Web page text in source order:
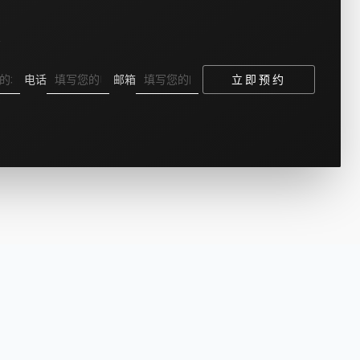
电话 邮箱 立即预约